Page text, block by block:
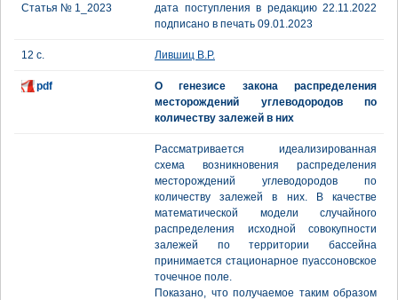
Статья № 1_2023
дата поступления в редакцию 22.11.2022
подписано в печать 09.01.2023
12 с. Лившиц В.Р.
pdf
О генезисе закона распределения
месторождений углеводородов по
количеству залежей в них
Рассматривается идеализированная
схема возникновения распределения
месторождений углеводородов по
количеству залежей в них. В качестве
математической модели случайного
распределения исходной совокупности
залежей по территории бассейна
принимается стационарное пуассоновское
точечное поле.
Показано, что получаемое таким образом